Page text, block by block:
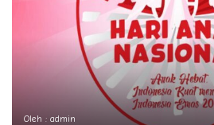
Oleh : admin